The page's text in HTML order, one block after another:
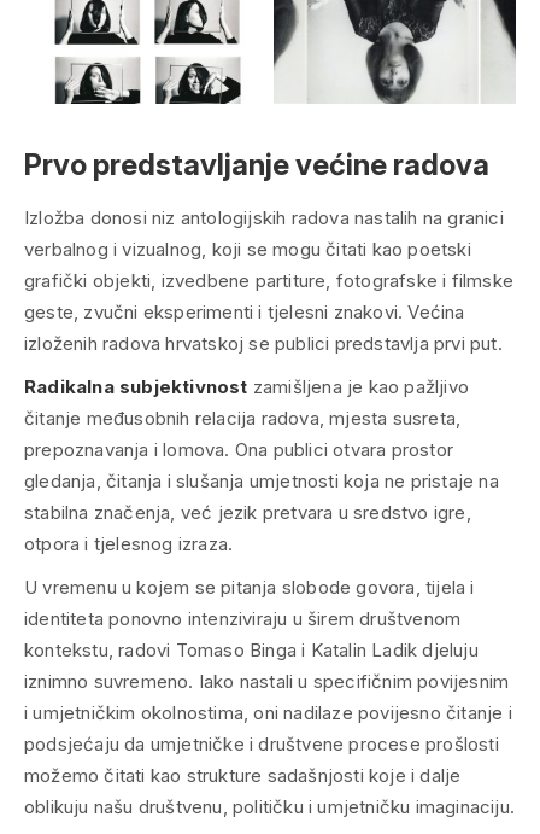
Prvo predstavljanje većine radova
Izložba donosi niz antologijskih radova nastalih na granici
verbalnog i vizualnog, koji se mogu čitati kao poetski
grafički objekti, izvedbene partiture, fotografske i filmske
geste, zvučni eksperimenti i tjelesni znakovi. Većina
izloženih radova hrvatskoj se publici predstavlja prvi put.
Radikalna subjektivnost zamišljena je kao pažljivo
čitanje međusobnih relacija radova, mjesta susreta,
prepoznavanja i lomova. Ona publici otvara prostor
gledanja, čitanja i slušanja umjetnosti koja ne pristaje na
stabilna značenja, već jezik pretvara u sredstvo igre,
otpora i tjelesnog izraza.
U vremenu u kojem se pitanja slobode govora, tijela i
identiteta ponovno intenziviraju u širem društvenom
kontekstu, radovi Tomaso Binga i Katalin Ladik djeluju
iznimno suvremeno. Iako nastali u specifičnim povijesnim
i umjetničkim okolnostima, oni nadilaze povijesno čitanje i
podsjećaju da umjetničke i društvene procese prošlosti
možemo čitati kao strukture sadašnjosti koje i dalje
oblikuju našu društvenu, političku i umjetničku imaginaciju.